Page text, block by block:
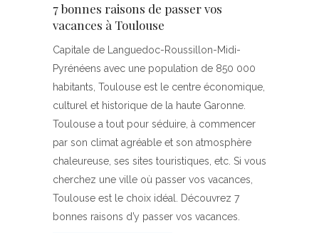
7 bonnes raisons de passer vos
vacances à Toulouse
Capitale de Languedoc-Roussillon-Midi-
Pyrénéens avec une population de 850 000
habitants, Toulouse est le centre économique,
culturel et historique de la haute Garonne.
Toulouse a tout pour séduire, à commencer
par son climat agréable et son atmosphère
chaleureuse, ses sites touristiques, etc. Si vous
cherchez une ville où passer vos vacances,
Toulouse est le choix idéal. Découvrez 7
bonnes raisons d’y passer vos vacances.